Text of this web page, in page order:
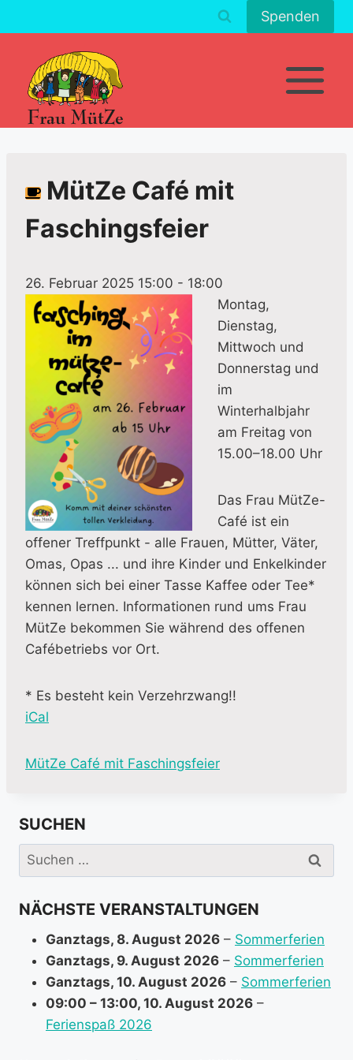
Inhalt
Spenden
MütZe Café mit
Faschingsfeier
26. Februar 2025 15:00 - 18:00
Montag,
Dienstag,
Mittwoch und
Donnerstag und
im
Winterhalbjahr
am Freitag von
15.00–18.00 Uhr
Das Frau MütZe-
Café ist ein
offener Treffpunkt - alle Frauen, Mütter, Väter,
Omas, Opas ... und ihre Kinder und Enkelkinder
können sich bei einer Tasse Kaffee oder Tee*
kennen lernen. Informationen rund ums Frau
MütZe bekommen Sie während des offenen
Cafébetriebs vor Ort.
* Es besteht kein Verzehrzwang!!
iCal
M
e
i
n
o
MütZe Café mit Faschingsfeier
SUCHEN
Suchen
nach:
NÄCHSTE VERANSTALTUNGEN
Ganztags, 8. August 2026 – Sommerferien
Ganztags, 9. August 2026 – Sommerferien
Ganztags, 10. August 2026 – Sommerferien
09:00 – 13:00, 10. August 2026 –
Ferienspaß 2026